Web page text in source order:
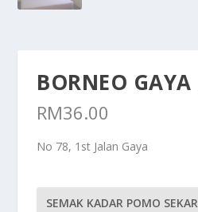
BORNEO GAYA
RM36.00
No 78, 1st Jalan Gaya
SEMAK KADAR POMO